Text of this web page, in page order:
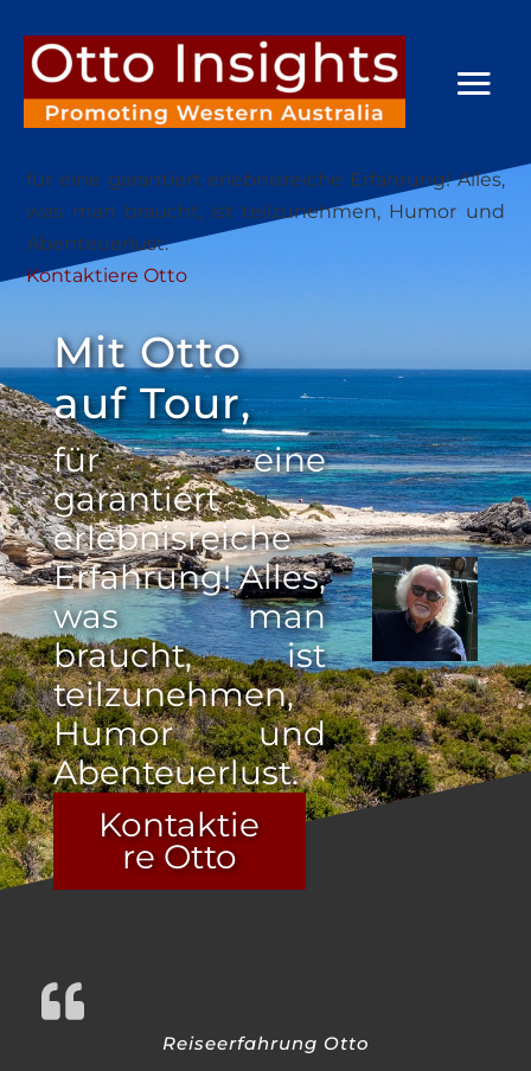
für eine garantiert erlebnisreiche Erfahrung! Alles,
was man braucht, ist teilzunehmen, Humor und
Abenteuerlust.
Kontaktiere Otto
Mit Otto
auf Tour,
für eine
garantiert
erlebnisreiche
Erfahrung! Alles,
was man
braucht, ist
teilzunehmen,
Humor und
Abenteuerlust.
Kontaktie
re Otto
Reiseerfahrung Otto